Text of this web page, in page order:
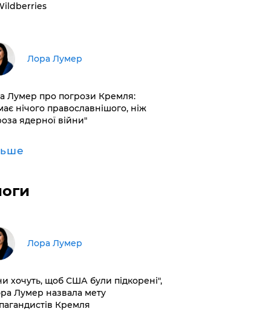
​Лора Лумер
Лумер про погрози Кремля:
нічого православнішого, ніж
ядерної війни"
​Лора Лумер
хочуть, щоб США були підкорені",
Лумер назвала мету
Кремля